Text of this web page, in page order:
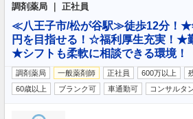
調剤薬局 ｜ 正社員
≪八王子市/松が谷駅≫徒歩12分！★
円を目指せる！☆福利厚生充実！★
★シフトも柔軟に相談できる環境！
調剤薬局 一般薬剤師 正社員 600万以上
60歳以上
ブランク可 車通勤可 コンサルタ